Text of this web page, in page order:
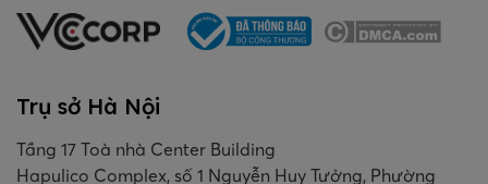
Trụ sở Hà Nội
Tầng 17 Toà nhà Center Building
Hapulico Complex, số 1 Nguyễn Huy Tưởng, Phường